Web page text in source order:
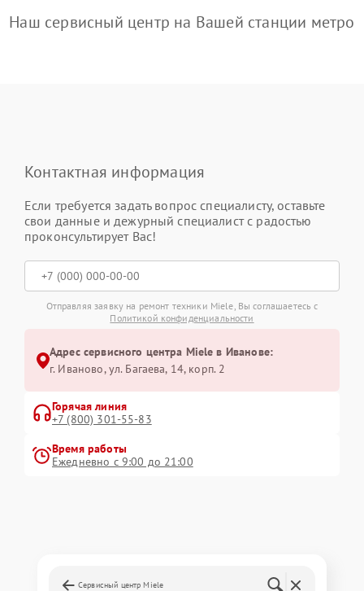
Наш сервисный центр на Вашей станции метро
Контактная информация
Если требуется задать вопрос специалисту, оставьте
свои данные и дежурный специалист с радостью
проконсультирует Вас!
Отправляя заявку на ремонт техники Miele, Вы соглашаетесь с
Политикой конфиденциальности
Адрес сервисного центра Miele в Иванове:
г. Иваново, ул. Багаева, 14, корп. 2
Горячая линия
+7 (800) 301-55-83
Время работы
Ежедневно с 9:00 до 21:00
Сервисный центр Miele